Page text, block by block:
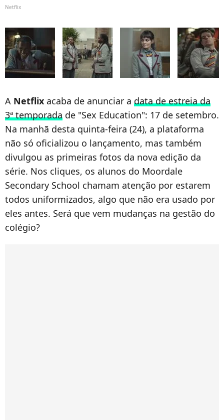
Netflix
A Netflix acaba de anunciar a data de estreia da
3ª temporada de "Sex Education": 17 de setembro.
Na manhã desta quinta-feira (24), a plataforma
não só oficializou o lançamento, mas também
divulgou as primeiras fotos da nova edição da
série. Nos cliques, os alunos do Moordale
Secondary School chamam atenção por estarem
todos uniformizados, algo que não era usado por
eles antes. Será que vem mudanças na gestão do
colégio?